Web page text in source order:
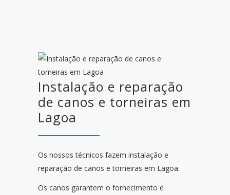
Instalação e reparação
de canos e torneiras em
Lagoa
Os nossos técnicos fazem instalação e
reparação de canos e torneiras em Lagoa.
Os canos garantem o fornecimento e